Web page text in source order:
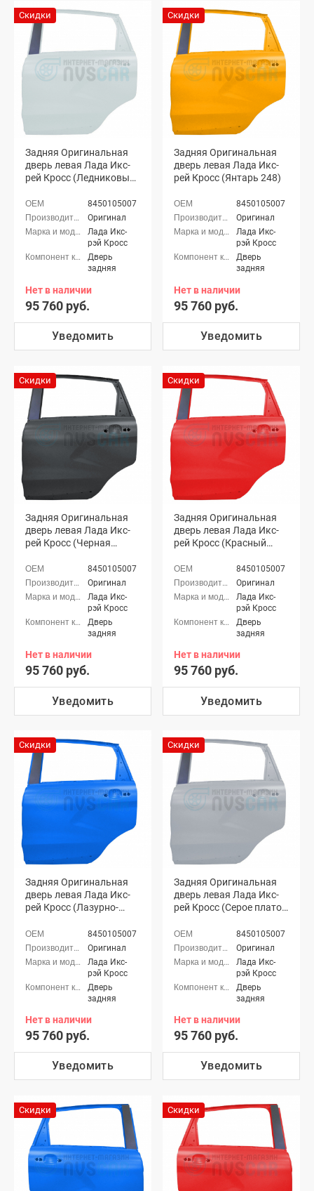
Скидки
Задняя Оригинальная
дверь левая Лада Икс-
рей Кросс (Ледниковый
8450105007
Оригинал
Лада Икс-
рэй Кросс
Дверь
задняя
Нет в наличии
95 760 руб.
Уведомить
Скидки
Задняя Оригинальная
дверь левая Лада Икс-
рей Кросс (Янтарь 248)
8450105007
Оригинал
Лада Икс-
рэй Кросс
Дверь
задняя
Нет в наличии
95 760 руб.
Уведомить
Скидки
Задняя Оригинальная
дверь левая Лада Икс-
рей Кросс (Черная
8450105007
Оригинал
Лада Икс-
рэй Кросс
Дверь
задняя
Нет в наличии
95 760 руб.
Уведомить
Скидки
Задняя Оригинальная
дверь левая Лада Икс-
рей Кросс (Красный
8450105007
Оригинал
Лада Икс-
рэй Кросс
Дверь
задняя
Нет в наличии
95 760 руб.
Уведомить
Скидки
Задняя Оригинальная
дверь левая Лада Икс-
рей Кросс (Лазурно-
8450105007
Оригинал
Лада Икс-
рэй Кросс
Дверь
задняя
Нет в наличии
95 760 руб.
Уведомить
Скидки
Задняя Оригинальная
дверь левая Лада Икс-
рей Кросс (Серое плато
8450105007
Оригинал
Лада Икс-
рэй Кросс
Дверь
задняя
Нет в наличии
95 760 руб.
Уведомить
Скидки Скидки